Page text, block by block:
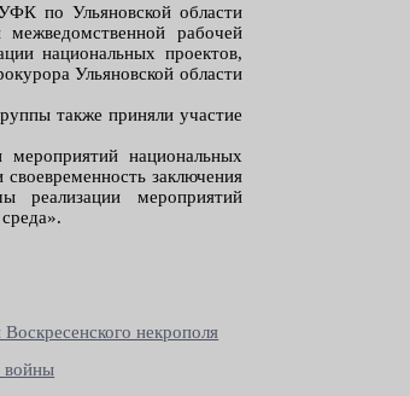
по Ульяновской области
рабочей
национальных проектов,
Ульяновской области
также приняли участие
национальных
заключения
реализации мероприятий
некрополя
войны